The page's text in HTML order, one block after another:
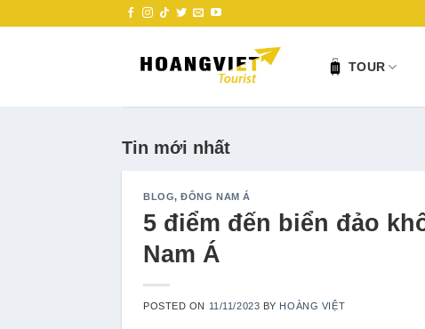
TOUR
Tin mới nhất
BLOG,ĐÔNG NAM Á
5 điểm đến biển đảo
Nam Á
POSTED ON 11/11/2023 BY HOÀNG VIỆT